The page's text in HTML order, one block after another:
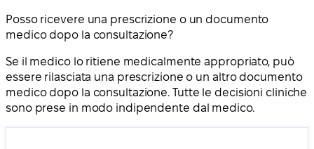
Posso ricevere una prescrizione o un documento
medico dopo la consultazione?
Se il medico lo ritiene medicalmente appropriato, può
essere rilasciata una prescrizione o un altro documento
medico dopo la consultazione. Tutte le decisioni cliniche
sono prese in modo indipendente dal medico.